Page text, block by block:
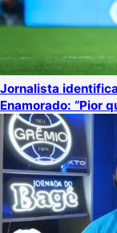
Jornalista
Enamorado: “Pior